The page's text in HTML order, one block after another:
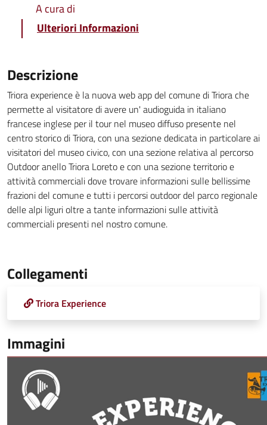
A cura di
Ulteriori Informazioni
Descrizione
Triora experience è la nuova web app del comune di Triora che
permette al visitatore di avere un' audioguida in italiano
francese inglese per il tour nel museo diffuso presente nel
centro storico di Triora, con una sezione dedicata in particolare ai
visitatori del museo civico, con una sezione relativa al percorso
Outdoor anello Triora Loreto e con una sezione territorio e
attività commerciali dove trovare informazioni sulle bellissime
frazioni del comune e tutti i percorsi outdoor del parco regionale
delle alpi liguri oltre a tante informazioni sulle attività
commerciali presenti nel nostro comune.
Collegamenti
Triora Experience
Immagini